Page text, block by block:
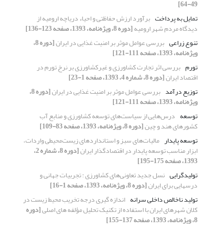
49-64]
تمایل به پرداخت برآورد ارزش حفاظتی و احیاء دریاچه ارومیه از
دیدگاه مردم شهر ارومیه[دوره 8، ویژه‌نامه، 1393، صفحه 123-136]
تنوع زراعی بررسی عوامل موثر بر امنیت غذایی در ایران [دوره 8،
ویژه‌نامه، 1393، صفحه 111-121]
تورم بررسی اثر تجارت کشاورزی و غیرکشاورزی بر نرخ تورم در
اقتصاد ایران[دوره 8، شماره 4، 1393، صفحه 1-23]
توزیع درآمد بررسی عوامل موثر بر امنیت غذایی در ایران [دوره 8،
ویژه‌نامه، 1393، صفحه 111-121]
توسعه درس‌هایی از سیاست‌های توسعه کشاورزی و منابع آب
کشورهای هند و چین[دوره 8، ویژه‌نامه، 1393، صفحه 83-109]
توسعه پایدار مالیات‌های سبز و استانداردهای زیست‌محیطی واردات،
ابزار مناسب توسعه پایدار در اقتصادگذار ایران [دوره 8، شماره 2،
1393، صفحه 175-195]
تولیدگرایی نسل جدید تعاونی‌های کشاورزی : تجربیات جهانی و
درس‏هایی برای ایران[دوره 8، ویژه‌نامه، 1393، صفحه 1-16]
تولید ناخالص داخلی سرانه اندازه گیری درجه تخریب محیط زیست در
کلان شهرهای ایران با استفاده از تکنیک تحلیل مؤلفه های اصلی[دوره
8، ویژه‌نامه، 1393، صفحه 137-155]